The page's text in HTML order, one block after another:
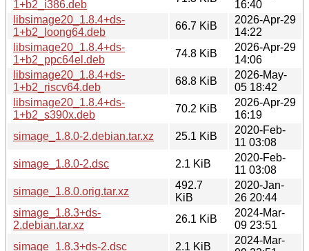
1+b2_i386.deb
16:40
libsimage20_1.8.4+ds-
1+b2_loong64.deb
66.7 KiB
2026-Apr-29
14:22
libsimage20_1.8.4+ds-
1+b2_ppc64el.deb
74.8 KiB
2026-Apr-29
14:06
libsimage20_1.8.4+ds-
1+b2_riscv64.deb
68.8 KiB
2026-May-
05 18:42
libsimage20_1.8.4+ds-
1+b2_s390x.deb
70.2 KiB
2026-Apr-29
16:19
simage_1.8.0-2.debian.tar.xz
25.1 KiB
2020-Feb-
11 03:08
simage_1.8.0-2.dsc
2.1 KiB
2020-Feb-
11 03:08
simage_1.8.0.orig.tar.xz
492.7
KiB
2020-Jan-
26 20:44
simage_1.8.3+ds-
2.debian.tar.xz
26.1 KiB
2024-Mar-
09 23:51
simage_1.8.3+ds-2.dsc
2.1 KiB
2024-Mar-